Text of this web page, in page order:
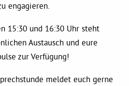
MdL
engagieren.
15:30 und 16:30 Uhr steht
Austausch und eure
zur Verfügung!
meldet euch gerne